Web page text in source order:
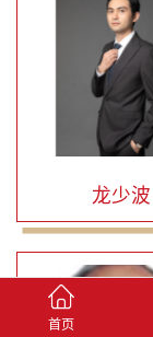
首页
龙少波